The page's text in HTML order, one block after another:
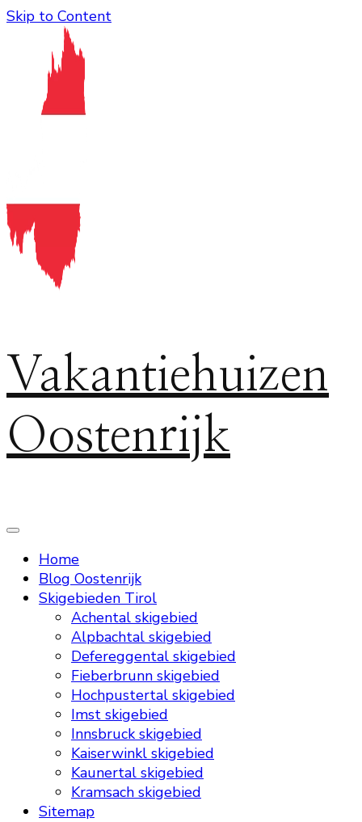
Skip to Content
Vakantiehuizen
Oostenrijk
Home
Blog Oostenrijk
Skigebieden Tirol
Achental skigebied
Alpbachtal skigebied
Defereggental skigebied
Fieberbrunn skigebied
Hochpustertal skigebied
Imst skigebied
Innsbruck skigebied
Kaiserwinkl skigebied
Kaunertal skigebied
Kramsach skigebied
Sitemap